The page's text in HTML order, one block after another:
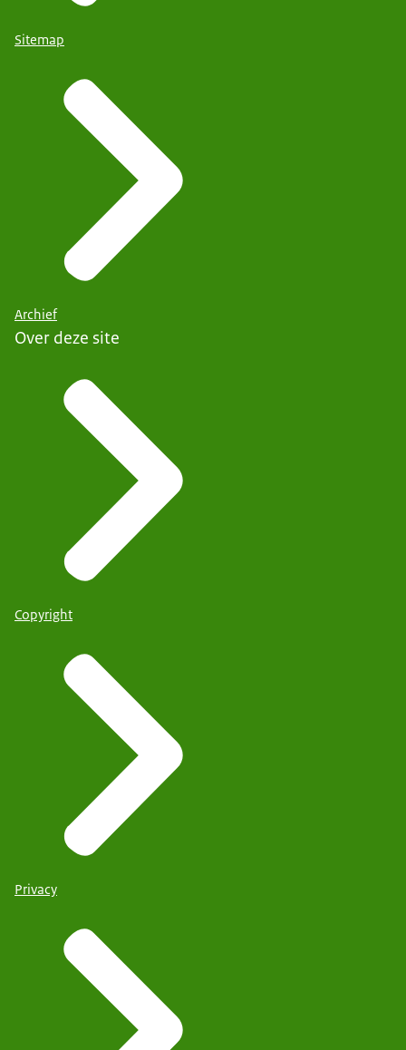
Sitemap
Archief
Over deze site
Copyright
Privacy